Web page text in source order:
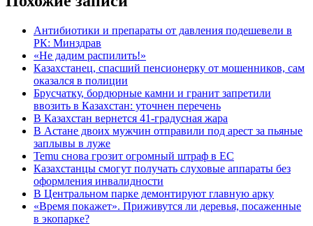
Антибиотики и препараты от давления подешевели в
РК: Минздрав
«Не дадим распилить!»
Казахстанец, спасший пенсионерку от мошенников, сам
оказался в полиции
Брусчатку, бордюрные камни и гранит запретили
ввозить в Казахстан: уточнен перечень
В Казахстан вернется 41-градусная жара
В Астане двоих мужчин отправили под арест за пьяные
заплывы в луже
Temu снова грозит огромный штраф в ЕС
Казахстанцы смогут получать слуховые аппараты без
оформления инвалидности
В Центральном парке демонтируют главную арку
«Время покажет». Приживутся ли деревья, посаженные
в экопарке?